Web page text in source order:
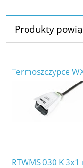
Produkty
Termoszczypce
RTWMS 030 K